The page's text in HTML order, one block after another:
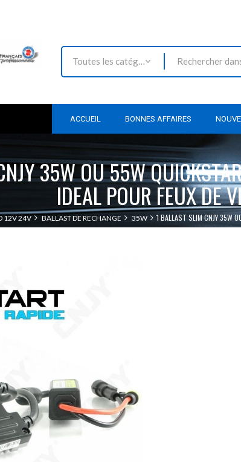
Toutes les catégories
ACCUEIL BONNES AFFAIRES
35W OU 55W
IDEAL POUR FEUX DE
12V 24V BALLAST DE RECHANGE 35W 1 BALLAST SLIM CNJY 35W